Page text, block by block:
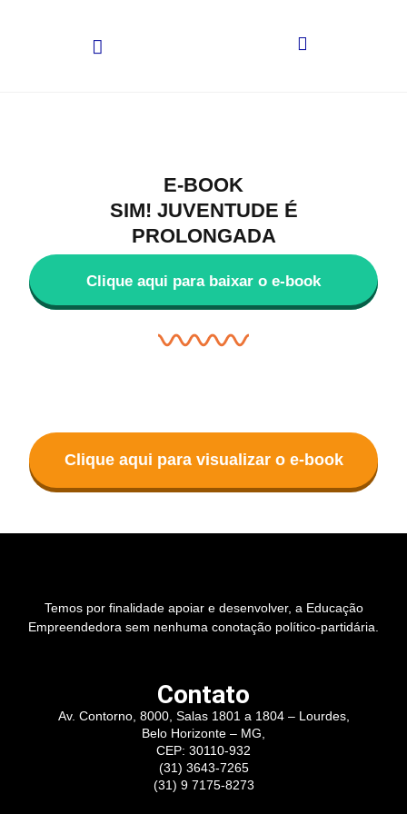
E-BOOK
SIM! JUVENTUDE É
PROLONGADA
Clique aqui para baixar o e-book
Clique aqui para visualizar o e-book
Temos por finalidade apoiar e desenvolver, a Educação
Empreendedora sem nenhuma conotação político-partidária.
Contato
Av. Contorno, 8000, Salas 1801 a 1804 – Lourdes,
Belo Horizonte – MG,
CEP: 30110-932
(31) 3643-7265
(31) 9 7175-8273